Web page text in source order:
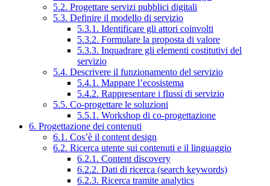
5.2. Progettare servizi pubblici digitali
5.3. Definire il modello di servizio
5.3.1. Identificare gli attori coinvolti
5.3.2. Formulare la proposta di valore
5.3.3. Inquadrare gli elementi costitutivi del
servizio
5.4. Descrivere il funzionamento del servizio
5.4.1. Mappare l’ecosistema
5.4.2. Rappresentare i flussi di servizio
5.5. Co-progettare le soluzioni
5.5.1. Workshop di co-progettazione
6. Progettazione dei contenuti
6.1. Cos’è il content design
6.2. Ricerca utente sui contenuti e il linguaggio
6.2.1. Content discovery
6.2.2. Dati di ricerca (search keywords)
6.2.3. Ricerca tramite analytics